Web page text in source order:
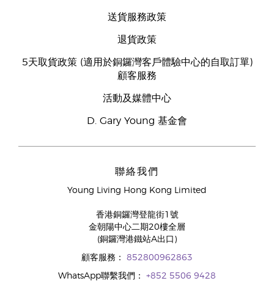
送貨服務政策
退貨政策
5天取貨政策 (適用於銅鑼灣客戶體驗中心的自取訂單)
顧客服務
活動及媒體中心
D. Gary Young 基金會
聯絡我們
Young Living Hong Kong Limited
香港銅鑼灣登龍街1號
金朝陽中心二期20樓全層
(銅鑼灣港鐵站A出口)
顧客服務： 852800962863
WhatsApp聯繫我們： +852 5506 9428